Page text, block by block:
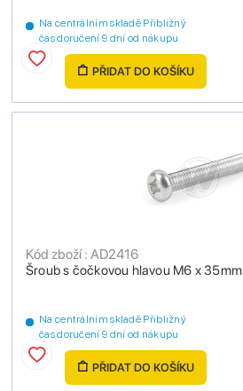
Na centrálním skladě Přibližný
čas doručení 9 dní od nákupu
PŘIDAT DO KOŠÍKU
Šroub s čočkovou hlavou M6 x 35mm
Kód zboží : AD2416
Na centrálním skladě Přibližný
čas doručení 9 dní od nákupu
PŘIDAT DO KOŠÍKU